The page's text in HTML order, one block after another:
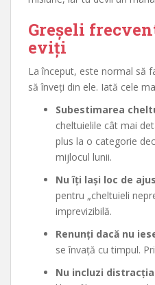
Greșeli
eviți
La început, este normal să
să înveți din ele. Iată cele
Subestimarea
cheltuielile cât mai
plus la o categorie
mijlocul lunii.
Nu îți lași loc de
pentru „cheltuieli
imprevizibilă.
Renunți dacă nu
se învață cu timpul.
Nu incluzi distracția